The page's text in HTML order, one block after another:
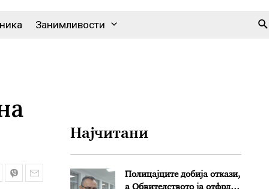
Занимливости
Најчитани
Полицајците добија откази,
а Обвителството ја отфрли